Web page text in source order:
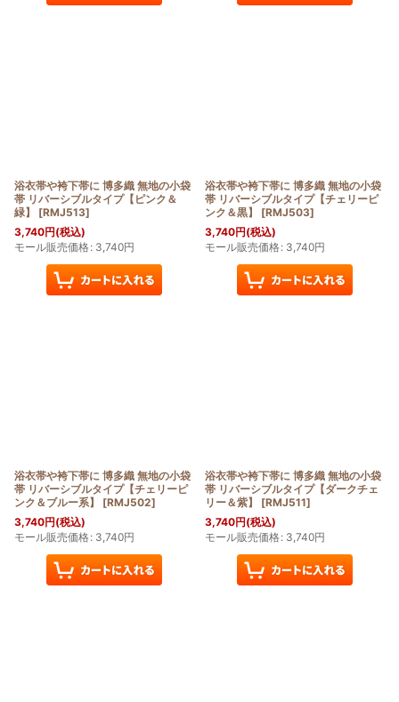
浴衣帯や袴下帯に 博多織 無地の小袋
帯 リバーシブルタイプ【ピンク＆
緑】
[RMJ513]
3,740円(税込)
モール販売価格: 3,740円
浴衣帯や袴下帯に 博多織 無地の小袋
帯 リバーシブルタイプ【チェリーピ
ンク＆黒】
[RMJ503]
3,740円(税込)
モール販売価格: 3,740円
浴衣帯や袴下帯に 博多織 無地の小袋
帯 リバーシブルタイプ【チェリーピ
ンク＆ブルー系】
[RMJ502]
3,740円(税込)
モール販売価格: 3,740円
浴衣帯や袴下帯に 博多織 無地の小袋
帯 リバーシブルタイプ【ダークチェ
リー＆紫】
[RMJ511]
3,740円(税込)
モール販売価格: 3,740円